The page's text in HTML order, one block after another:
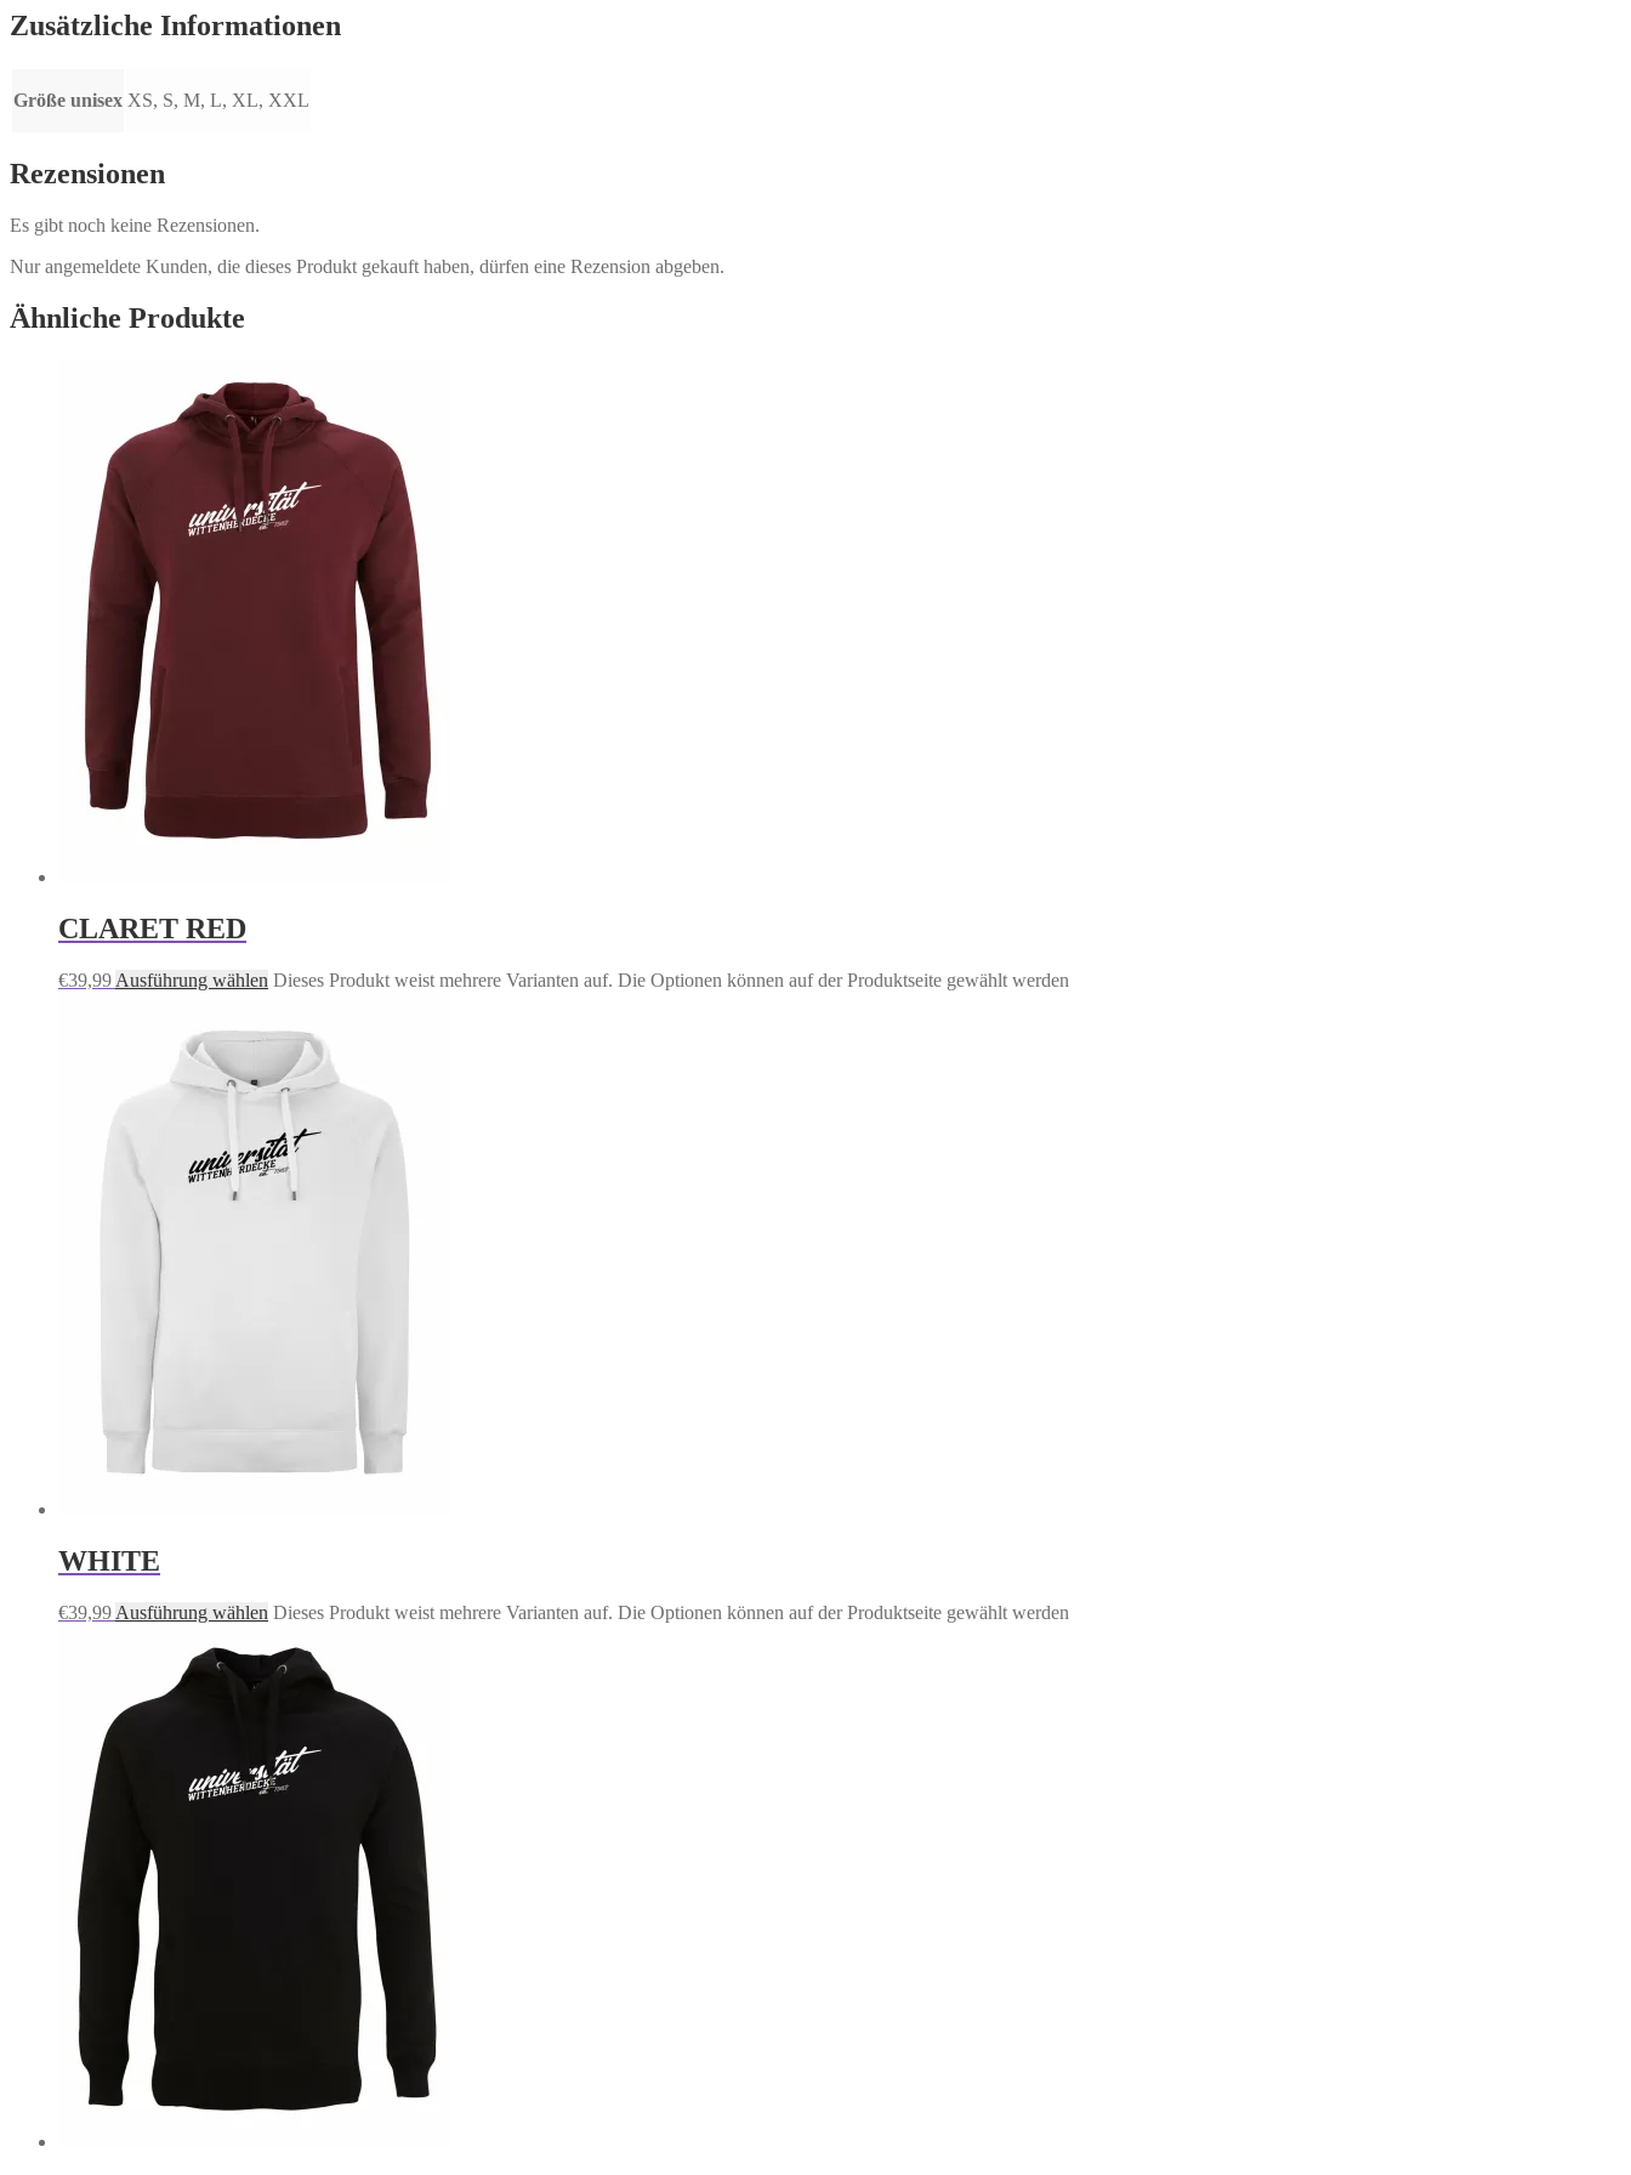
Zusätzliche Informationen
Größe unisex XS, S, M, L, XL, XXL
Rezensionen
Es gibt noch keine Rezensionen.
Nur angemeldete Kunden, die dieses Produkt gekauft haben, dürfen eine Rezension abgeben.
Ähnliche Produkte
CLARET RED
€39,99 Ausführung wählen Dieses Produkt weist mehrere Varianten auf. Die Optionen können auf der Produktseite gewählt werden
WHITE
€39,99 Ausführung wählen Dieses Produkt weist mehrere Varianten auf. Die Optionen können auf der Produktseite gewählt werden